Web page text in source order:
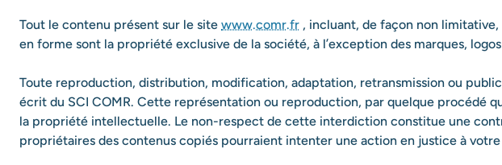
Tout le contenu présent sur le site www.comr.fr , incluant, de façon non limitative,
en forme sont la propriété exclusive de la société, à l’exception des marques,
Toute reproduction, distribution, modification, adaptation, retransmission ou
écrit du SCI COMR. Cette représentation ou reproduction, par quelque procédé
la propriété intellectuelle. Le non-respect de cette interdiction constitue une
propriétaires des contenus copiés pourraient intenter une action en justice à